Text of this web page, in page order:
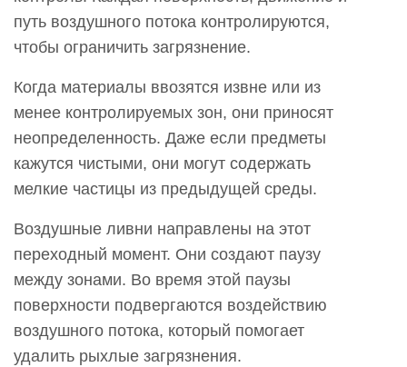
Какие
факторы
влияют
на
эффективность
грузового
Как
грузовой
воздушный
душ
вписывается
в
путь воздушного потока контролируются,
чтобы ограничить загрязнение.
Когда материалы ввозятся извне или из
менее контролируемых зон, они приносят
неопределенность. Даже если предметы
кажутся чистыми, они могут содержать
мелкие частицы из предыдущей среды.
Воздушные ливни направлены на этот
переходный момент. Они создают паузу
между зонами. Во время этой паузы
поверхности подвергаются воздействию
воздушного потока, который помогает
удалить рыхлые загрязнения.